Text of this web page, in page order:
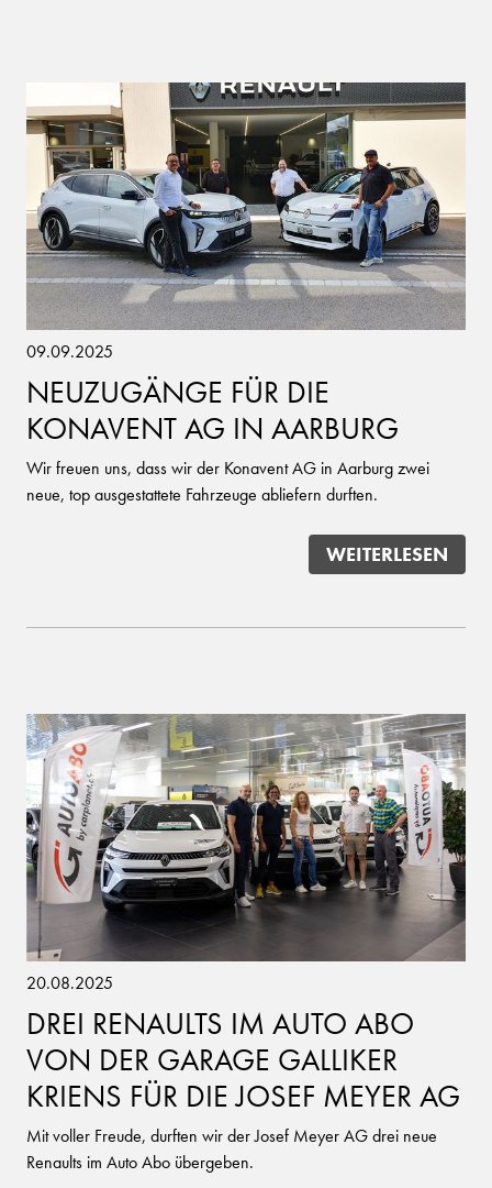
09.09.2025
NEUZUGÄNGE FÜR DIE
KONAVENT AG IN AARBURG
Wir freuen uns, dass wir der Konavent AG in Aarburg zwei
neue, top ausgestattete Fahrzeuge abliefern durften.
WEITERLESEN
20.08.2025
DREI RENAULTS IM AUTO ABO
VON DER GARAGE GALLIKER
KRIENS FÜR DIE JOSEF MEYER AG
Mit voller Freude, durften wir der Josef Meyer AG drei neue
Renaults im Auto Abo übergeben.